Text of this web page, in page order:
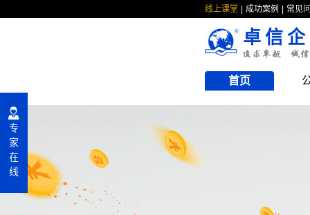
线上课堂 成功案例 常见
卓信
首页
专
家
在
线